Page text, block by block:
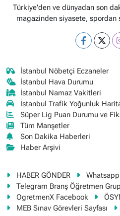
Türkiye'den ve dünyadan son
magazinden siyasete, spordan
İstanbul Nöbetçi Eczaneler
İstanbul Hava Durumu
İstanbul Namaz Vakitleri
İstanbul Trafik Yoğunluk
Süper Lig Puan Durumu ve
Tüm Manşetler
Son Dakika Haberleri
Haber Arşivi
HABER GÖNDER
Telegram Branş Öğretmen
OgretmenX Facebook
MEB Sınav Görevleri Sayfası